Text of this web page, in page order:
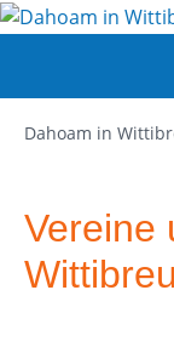
Dahoam in
Vereine